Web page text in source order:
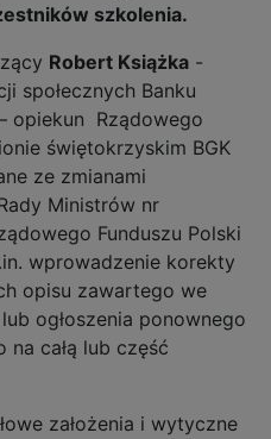
szkolenia.
Robert Książka -
społecznych Banku
opiekun Rządowego
świętokrzyskim BGK
ze zmianami
Ministrów nr
Funduszu Polski
wprowadzenie korekty
opisu zawartego we
ogłoszenia ponownego
całą lub część
założenia i wytyczne